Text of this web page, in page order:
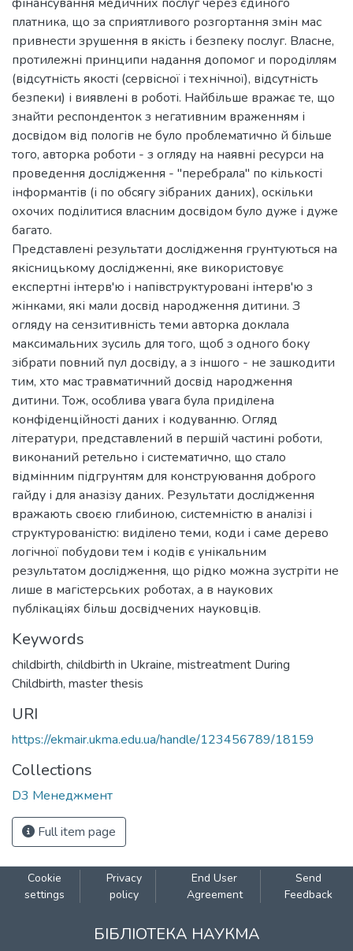
платника, що за сприятливого розгортання змін мас
привнести зрушення в якість і безпеку послуг. Власне,
протилежні принципи надання допомог и породіллям
(відсутність якості (сервісної і технічної), відсутність
безпеки) і виявлені в роботі. Найбільше вражає те, що
знайти респонденток з негативним враженням і
досвідом від пологів не було проблематично й більше
того, авторка роботи - з огляду на наявні ресурси на
проведення дослідження - "перебрала" по кількості
інформантів (і по обсягу зібраних даних), оскільки
охочих поділитися власним досвідом було дуже і дуже
багато.
Представлені результати дослідження грунтуються на
якісницькому дослідженні, яке використовує
експертні інтерв'ю і напівструктуровані інтерв'ю з
жінками, які мали досвід народження дитини. З
огляду на сензитивність теми авторка доклала
максимальних зусиль для того, щоб з одного боку
зібрати повний пул досвіду, а з іншого - не зашкодити
тим, хто мас травматичний досвід народження
дитини. Тож, особлива увага була приділена
конфіденційності даних і кодуванню. Огляд
літератури, представлений в першій частині роботи,
виконаний ретельно і систематично, що стало
відмінним підгрунтям для конструювання доброго
гайду і для аназізу даних. Результати дослідження
вражають своєю глибиною, системністю в аналізі і
структурованістю: виділено теми, коди і саме дерево
логічної побудови тем і кодів є унікальним
результатом дослідження, що рідко можна зустріти не
лише в магістерських роботах, а в наукових
публікаціях більш досвідчених науковців.
Keywords
childbirth, childbirth in Ukraine, mistreatment During
Childbirth, master thesis
URI
https://ekmair.ukma.edu.ua/handle/123456789/18159
Collections
D3 Менеджмент
Full item page
Cookie
settings
Privacy
policy
End User
Agreement
Send
Feedback
БІБЛІОТЕКА НАУКМА